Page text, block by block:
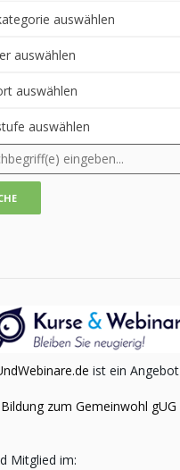
auswählen
auswählen
auswählen
auswählen
ist ein Angebot
zum Gemeinwohl gUG
Mitglied im: